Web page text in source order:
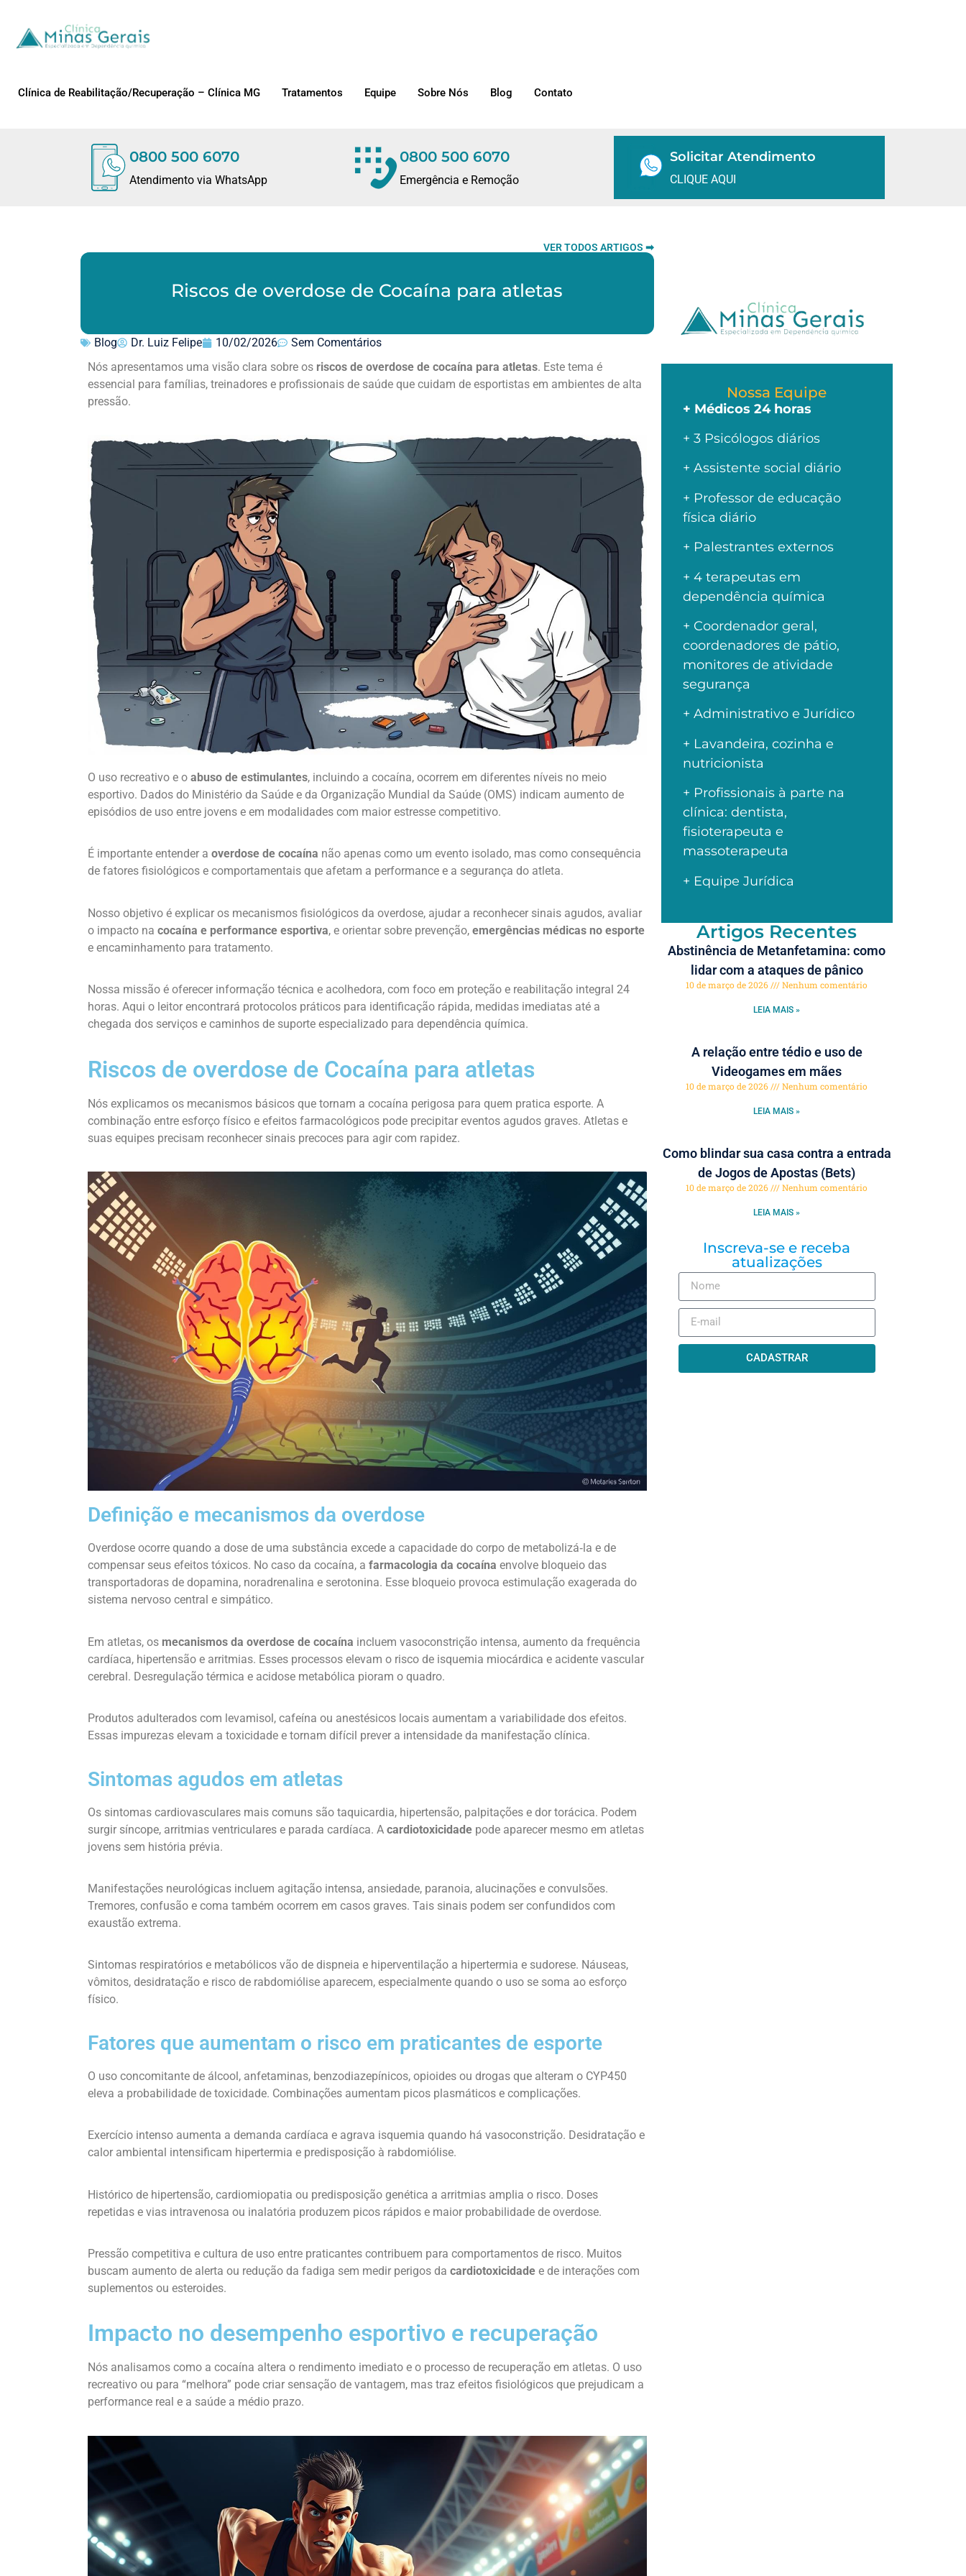
Clínica de Reabilitação/Recuperação – Clínica MG Tratamentos Equipe Sobre Nós Blog Contato
0800 500 6070
Atendimento via WhatsApp
0800 500 6070
Emergência e Remoção
Solicitar Atendimento
CLIQUE AQUI
VER TODOS ARTIGOS ➡
Riscos de overdose de Cocaína para atletas
Blog Dr. Luiz Felipe 10/02/2026
Sem Comentários
Nós apresentamos uma visão clara sobre os riscos de overdose de cocaína para atletas. Este tema é
essencial para famílias, treinadores e profissionais de saúde que cuidam de esportistas em ambientes de alta
pressão.
O uso recreativo e o abuso de estimulantes, incluindo a cocaína, ocorrem em diferentes níveis no meio
esportivo. Dados do Ministério da Saúde e da Organização Mundial da Saúde (OMS) indicam aumento de
episódios de uso entre jovens e em modalidades com maior estresse competitivo.
É importante entender a overdose de cocaína não apenas como um evento isolado, mas como consequência
de fatores fisiológicos e comportamentais que afetam a performance e a segurança do atleta.
Nosso objetivo é explicar os mecanismos fisiológicos da overdose, ajudar a reconhecer sinais agudos, avaliar
o impacto na cocaína e performance esportiva, e orientar sobre prevenção, emergências médicas no esporte
e encaminhamento para tratamento.
Nossa missão é oferecer informação técnica e acolhedora, com foco em proteção e reabilitação integral 24
horas. Aqui o leitor encontrará protocolos práticos para identificação rápida, medidas imediatas até a
chegada dos serviços e caminhos de suporte especializado para dependência química.
Riscos de overdose de Cocaína para atletas
Nós explicamos os mecanismos básicos que tornam a cocaína perigosa para quem pratica esporte. A
combinação entre esforço físico e efeitos farmacológicos pode precipitar eventos agudos graves. Atletas e
suas equipes precisam reconhecer sinais precoces para agir com rapidez.
Definição e mecanismos da overdose
Overdose ocorre quando a dose de uma substância excede a capacidade do corpo de metabolizá‑la e de
compensar seus efeitos tóxicos. No caso da cocaína, a farmacologia da cocaína envolve bloqueio das
transportadoras de dopamina, noradrenalina e serotonina. Esse bloqueio provoca estimulação exagerada do
sistema nervoso central e simpático.
Em atletas, os mecanismos da overdose de cocaína incluem vasoconstrição intensa, aumento da frequência
cardíaca, hipertensão e arritmias. Esses processos elevam o risco de isquemia miocárdica e acidente vascular
cerebral. Desregulação térmica e acidose metabólica pioram o quadro.
Produtos adulterados com levamisol, cafeína ou anestésicos locais aumentam a variabilidade dos efeitos.
Essas impurezas elevam a toxicidade e tornam difícil prever a intensidade da manifestação clínica.
Sintomas agudos em atletas
Os sintomas cardiovasculares mais comuns são taquicardia, hipertensão, palpitações e dor torácica. Podem
surgir síncope, arritmias ventriculares e parada cardíaca. A cardiotoxicidade pode aparecer mesmo em atletas
jovens sem história prévia.
Manifestações neurológicas incluem agitação intensa, ansiedade, paranoia, alucinações e convulsões.
Tremores, confusão e coma também ocorrem em casos graves. Tais sinais podem ser confundidos com
exaustão extrema.
Sintomas respiratórios e metabólicos vão de dispneia e hiperventilação a hipertermia e sudorese. Náuseas,
vômitos, desidratação e risco de rabdomiólise aparecem, especialmente quando o uso se soma ao esforço
físico.
Fatores que aumentam o risco em praticantes de esporte
O uso concomitante de álcool, anfetaminas, benzodiazepínicos, opioides ou drogas que alteram o CYP450
eleva a probabilidade de toxicidade. Combinações aumentam picos plasmáticos e complicações.
Exercício intenso aumenta a demanda cardíaca e agrava isquemia quando há vasoconstrição. Desidratação e
calor ambiental intensificam hipertermia e predisposição à rabdomiólise.
Histórico de hipertensão, cardiomiopatia ou predisposição genética a arritmias amplia o risco. Doses
repetidas e vias intravenosa ou inalatória produzem picos rápidos e maior probabilidade de overdose.
Pressão competitiva e cultura de uso entre praticantes contribuem para comportamentos de risco. Muitos
buscam aumento de alerta ou redução da fadiga sem medir perigos da cardiotoxicidade e de interações com
suplementos ou esteroides.
Impacto no desempenho esportivo e recuperação
Nós analisamos como a cocaína altera o rendimento imediato e o processo de recuperação em atletas. O uso
recreativo ou para “melhora” pode criar sensação de vantagem, mas traz efeitos fisiológicos que prejudicam a
performance real e a saúde a médio prazo.
Nossa Equipe
+ Médicos 24 horas
+ 3 Psicólogos diários
+ Assistente social diário
+ Professor de educação
física diário
+ Palestrantes externos
+ 4 terapeutas em
dependência química
+ Coordenador geral,
coordenadores de pátio,
monitores de atividade
segurança
+ Administrativo e Jurídico
+ Lavandeira, cozinha e
nutricionista
+ Profissionais à parte na
clínica: dentista,
fisioterapeuta e
massoterapeuta
+ Equipe Jurídica
Artigos Recentes
Abstinência de Metanfetamina: como
lidar com a ataques de pânico
10 de março de 2026 Nenhum comentário
LEIA MAIS »
A relação entre tédio e uso de
Videogames em mães
10 de março de 2026 Nenhum comentário
LEIA MAIS »
Como blindar sua casa contra a entrada
de Jogos de Apostas (Bets)
10 de março de 2026 Nenhum comentário
LEIA MAIS »
Inscreva-se e receba
atualizações
CADASTRAR